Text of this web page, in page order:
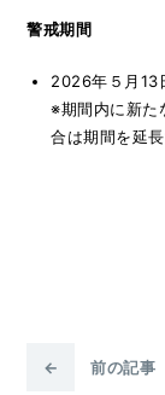
警戒期間
2026年５月13
※期間内に新た
合は期間を延
← 前の記事